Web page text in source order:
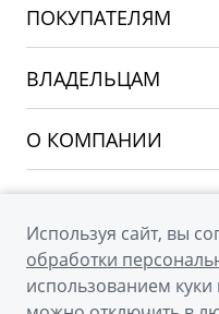
EX5
PREFACE
CITYRAY
ATLAS
OKAVANGO
MONJARO
ПОКУПАТЕЛЯМ
ВЛАДЕЛЬЦАМ
О КОМПАНИИ
Новости
Наша команда
Мы в соцсетях
Используя сайт, вы
обработки
использованием